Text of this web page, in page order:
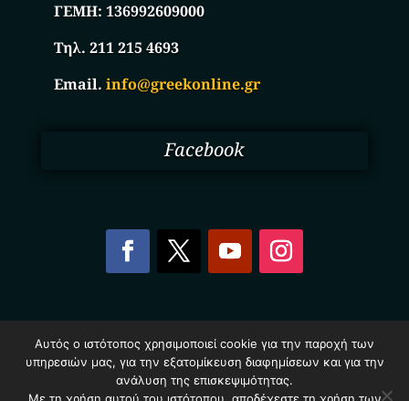
ΓΕΜΗ:136992609000
Τηλ. 211 215 4693
Email.info@greekonline.gr
Facebook
Επιχειρήσεων Ελλάδας – Greekonline.gr. All Rights
Reserved.
Όροι & Προυποθέσεις–Προστασία Προσωπικών
Αυτός ο ιστότοπος χρησιμοποιεί cookie για την παροχή των
υπηρεσιών μας, για την εξατομίκευση διαφημίσεων και για την
ανάλυση της επισκεψιμότητας.